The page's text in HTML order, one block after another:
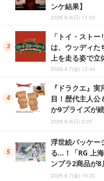
ンケ結果】
2026.8.9(日) 11:00
「トイ・スト
は、ウッディた
上を走る姿で立
2026.8.7(金) 12:40
『ドラクエ』
目！歴代主人公
か9プライズが
2026.8.9(日) 0:20
浮世絵パッケー
る…！「RG 上
ンプラ2商品が8
2026.8.7(金) 19:30